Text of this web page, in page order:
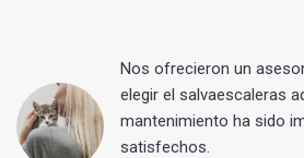
Nos ofrecieron un
elegir el salvaescaleras
mantenimiento ha sido
satisfechos.